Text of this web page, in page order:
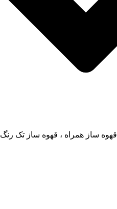
قهوه ساز همراه ، قهوه ساز تک رنگ